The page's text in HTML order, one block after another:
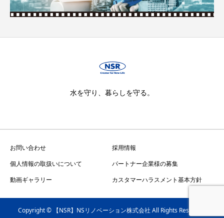
水を守り、暮らしを守る。
お問い合わせ
採用情報
個人情報の取扱いについて
パートナー企業様の募集
動画ギャラリー
カスタマーハラスメント基本方針
Copyright © 【NSR】NSリノベーション株式会社 All Rights Reserved.